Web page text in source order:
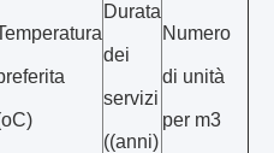
Durata
dei
servizi
((anni)
Numero
di unità
per m3